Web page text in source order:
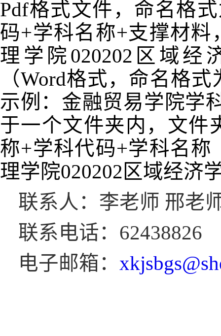
Pdf格式文件，命名格
码+学科名称+支撑材料
理学院 020202 区域经
（Word格式，命名格式
示例：金融贸易学院学
于一个文件夹内，文件
称+学科代码+学科名称
理学院020202 区域经济
联系人：李老师 邢老
联系电话： 62438826
电子邮箱：